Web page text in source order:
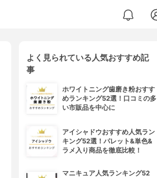
よく見られている人気おすすめ記
事
ホワイトニング歯磨き粉おすす
めランキング52選！口コミの多
い市販品を中心に
アイシャドウおすすめ人気ラン
キング52選！パレット&単色&
ラメ入り商品を徹底比較！
マニキュア人気ランキング52